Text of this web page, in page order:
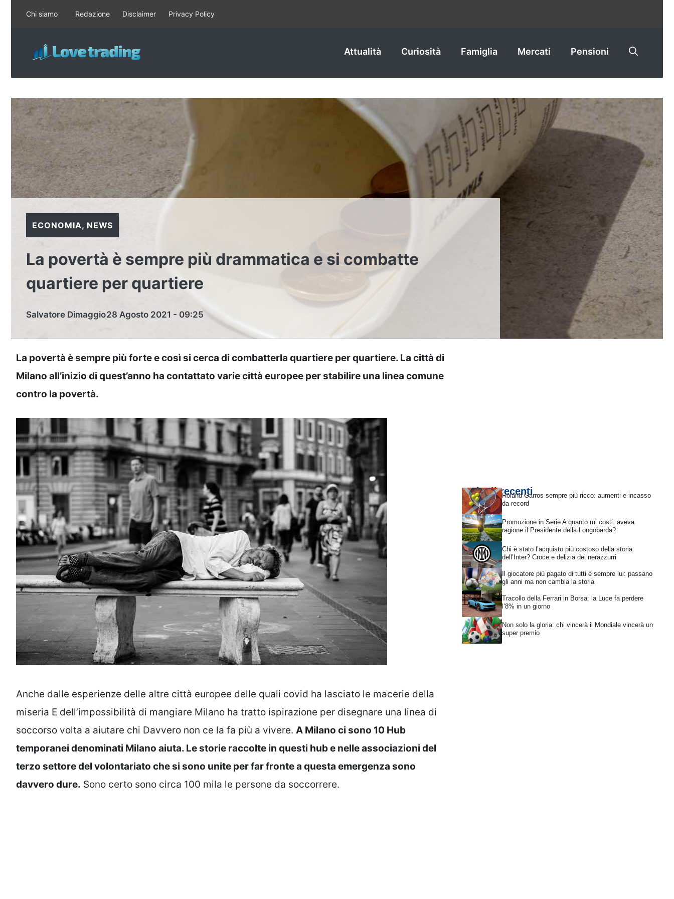
contenuto
Chi siamo Redazione Disclaimer Privacy Policy
Attualità Curiosità Famiglia Mercati Pensioni
ECONOMIA, NEWS
La povertà è sempre più drammatica e si combatte
quartiere per quartiere
Salvatore Dimaggio28 Agosto 2021 - 09:25
La povertà è sempre più forte e così si cerca di combatterla quartiere per quartiere. La città di
Milano all’inizio di quest’anno ha contattato varie città europee per stabilire una linea comune
contro la povertà.
Anche dalle esperienze delle altre città europee delle quali covid ha lasciato le macerie della
miseria E dell’impossibilità di mangiare Milano ha tratto ispirazione per disegnare una linea di
soccorso volta a aiutare chi Davvero non ce la fa più a vivere. A Milano ci sono 10 Hub
temporanei denominati Milano aiuta. Le storie raccolte in questi hub e nelle associazioni del
terzo settore del volontariato che si sono unite per far fronte a questa emergenza sono
davvero dure. Sono certo sono circa 100 mila le persone da soccorrere.
Articoli recentiRoland Garros sempre più ricco: aumenti e incasso
da record
Promozione in Serie A quanto mi costi: aveva
ragione il Presidente della Longobarda?
Chi è stato l’acquisto più costoso della storia
dell’Inter? Croce e delizia dei nerazzurri
Il giocatore più pagato di tutti è sempre lui: passano
gli anni ma non cambia la storia
Tracollo della Ferrari in Borsa: la Luce fa perdere
l’8% in un giorno
Non solo la gloria: chi vincerà il Mondiale vincerà un
super premio